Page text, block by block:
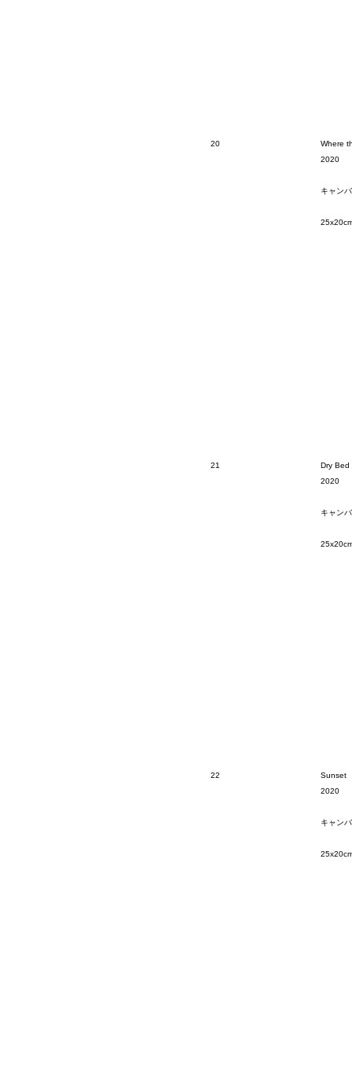
20
Where
2020
キャン
21
Dry Bed
2020
キャン
22
Sunset
2020
キャン